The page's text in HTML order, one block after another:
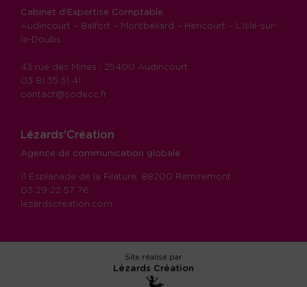
Cabinet d’Expertise Comptable
Audincourt – Belfort – Montbéliard – Héricourt – L’Isle-sur-
le-Doubs
43 rue des Mines , 25400 Audincourt
03 81 35 51 41
contact@sodecc.fr
Lézards'Création
Agence de communication globale
11 Esplanade de la Filature, 88200 Remiremont
03 29 22 57 76
lezardscreation.com
Site réalisé par
Lézards Création